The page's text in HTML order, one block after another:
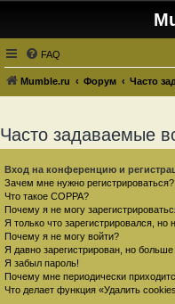
FAQ
Mumble.ru Форум Часто
Часто задаваемые
Вход на конференцию и
Зачем мне нужно регистрироваться?
Что такое COPPA?
Почему я не могу
Я только что зарегистрировался, но
Почему я не могу войти?
Я давно зарегистрирован, но больше
Я забыл пароль!
Почему мне периодически
Что делает функция «Удалить